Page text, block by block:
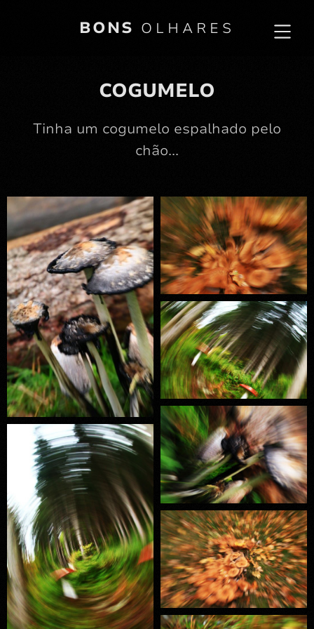
BONS OLHARES
COGUMELO
Tinha um cogumelo espalhado pelo
chão...